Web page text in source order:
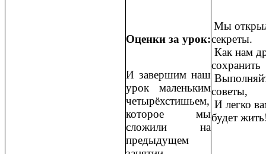
Оценки за урок:
И завершим наш
урок маленьким
четырёхстишьем,
которое мы
сложили на
предыдущем
Мы
секреты.
Как нам
сохранить
советы,
И легко
будет